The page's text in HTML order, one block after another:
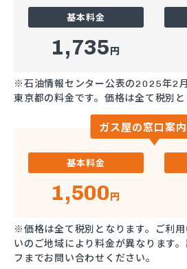
基本料金
1,735円
※石油情報センター公表の2025年2
東京都の料金です。価格は全て税別と
ガス屋の窓口案
基本料金
1,500円
※価格は全て税別となります。ご利
いのご地域により料金が異なります
フまでお問い合わせください。